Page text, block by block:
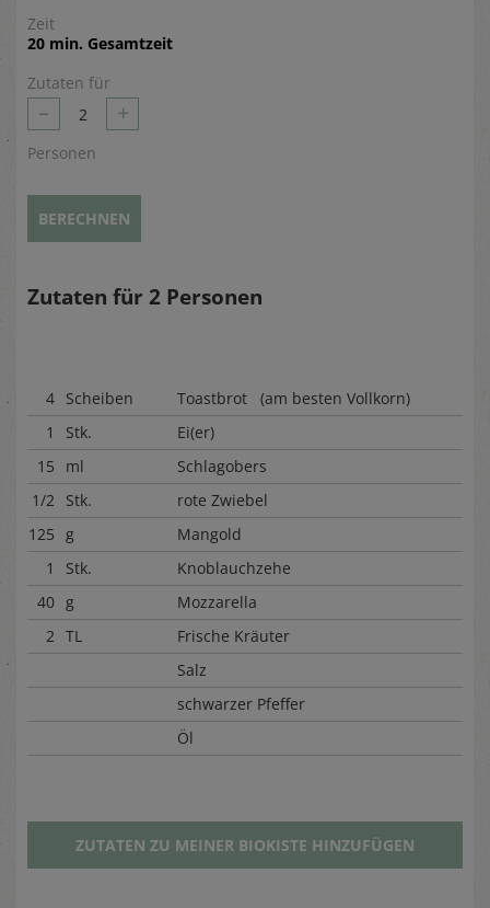
Zeit
20 min. Gesamtzeit
Zutaten für
– 2 +
Personen
BERECHNEN
Zutaten für 2 Personen
4 Scheiben
Toastbrot (am besten Vollkorn)
1
Stk.
Ei(er)
15
ml
Schlagobers
1/2 Stk.
rote Zwiebel
125 g
Mangold
1
Stk.
Knoblauchzehe
40 g
Mozzarella
2 TL
Frische Kräuter
Salz
schwarzer Pfeffer
Öl
ZUTATEN ZU MEINER BIOKISTE HINZUFÜGEN